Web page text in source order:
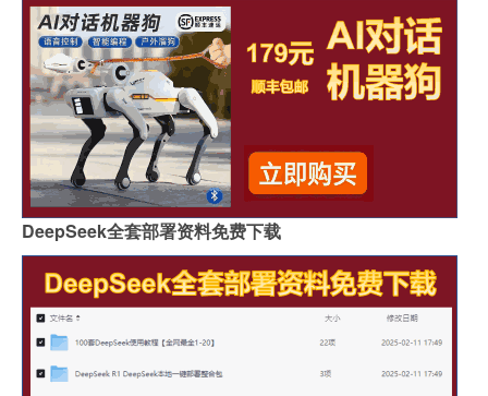
DeepSeek全套部署资料免费下载